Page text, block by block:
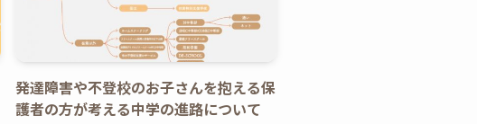
発達障害や不登校のお子さんを抱える保
護者の方が考える中学の進路について